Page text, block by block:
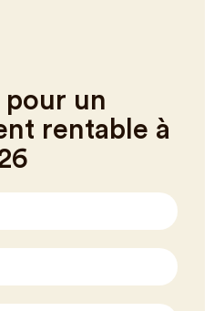
pour un
rentable à